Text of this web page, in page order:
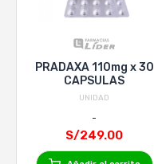
PRADAXA 110mg x 30
CAPSULAS
UNIDAD
S/249.00